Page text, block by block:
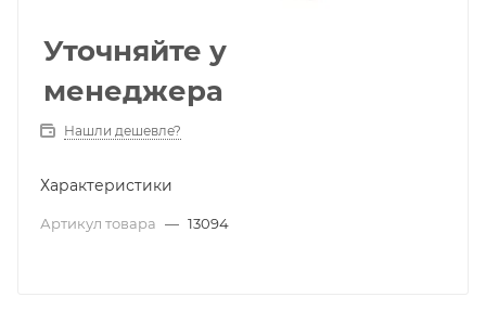
Уточняйте у
менеджера
Нашли дешевле?
Характеристики
Артикул товара — 13094